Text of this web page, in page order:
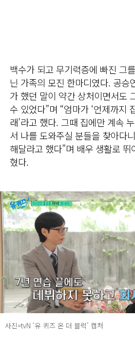
백수가 되고 무기력증에 빠진 그
닌 가족의 모진 한마디였다. 공승
가 했던 말이 약간 상처이면서도
수 있었다”며 “엄마가 ‘언제까지
래’라고 했다. 그때 집에만 계속
서 나를 도와주실 분들을 찾아다
해달라고 했다”며 배우 생활로
혔다.
사진=tvN ‘유 퀴즈 온 더 블럭’ 캡처